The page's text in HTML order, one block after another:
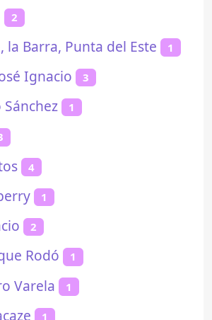
2
la Barra, Punta del Este 1
Ignacio 3
1
4
1
2
Rodó 1
Varela 1
1